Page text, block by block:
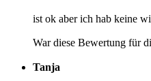
ist ok aber ich hab keine
War diese Bewertung für
Tanja